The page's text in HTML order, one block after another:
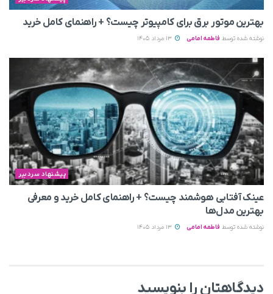
بهترین موتور برق برای کامپیوتر چیست؟ + راهنمای کامل خرید
نوشته شده توسط فاطمه امامی
پیشنهاد سردبیر
عینک آفتابی هوشمند چیست؟ + راهنمای کامل خرید و معرفی
بهترین مدل‌ها
نوشته شده توسط فاطمه امامی
دیدگاهتان را بنویسید